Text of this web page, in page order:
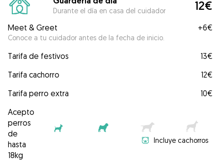
Durante el día en casa del cuidador 12€
Meet & Greet
Conoce a tu cuidador antes de la fecha de inicio.
+6€
Tarifa de festivos
13€
Tarifa cachorro
12€
Tarifa perro extra
10€
Acepto
perros
de
hasta
18kg
Incluye cachorros